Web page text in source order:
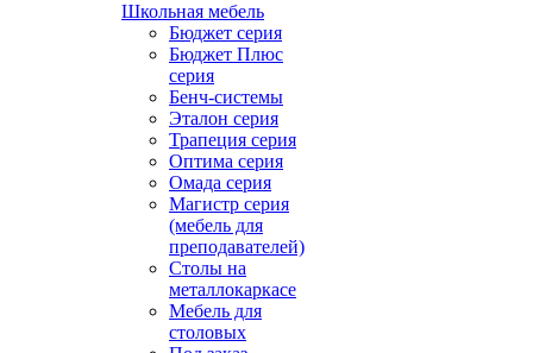
Школьная мебель
Бюджет серия
Бюджет Плюс
серия
Бенч-системы
Эталон серия
Трапеция серия
Оптима серия
Омада серия
Магистр серия
(мебель для
преподавателей)
Столы на
металлокаркасе
Мебель для
столовых